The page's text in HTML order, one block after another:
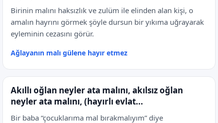
Birinin malını haksızlık ve zulüm ile elinden alan kişi, o
amalın hayrını görmek şöyle dursun bir yıkıma uğrayarak
eyleminin cezasını görür.
Ağlayanın malı gülene hayır etmez
Akıllı oğlan neyler ata malını, akılsız oğlan
neyler ata malını, (hayırlı evlat...
Bir baba “çocuklarıma mal bırakmalıyım” diye